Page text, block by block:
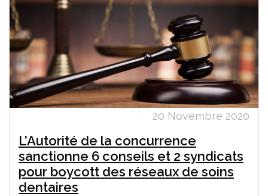
20 Novembre 2020
L’Autorité de la concurrence
sanctionne 6 conseils et 2 syndicats
pour boycott des réseaux de soins
dentaires